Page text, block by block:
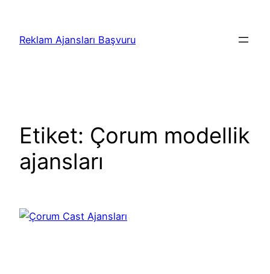
Reklam Ajansları Başvuru
Etiket: Çorum modellik
ajansları